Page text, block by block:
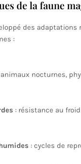
de la faune
des
:
nocturnes,
: résistance au
: cycles de